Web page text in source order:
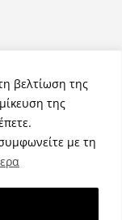
βελτίωση της
της
με τη
. Τα πνευματικά
με